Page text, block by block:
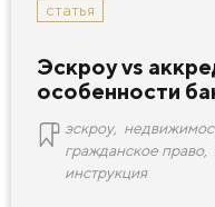
статья
Эскроу vs
особенности
эскроу,
гражданское право,
инструкция